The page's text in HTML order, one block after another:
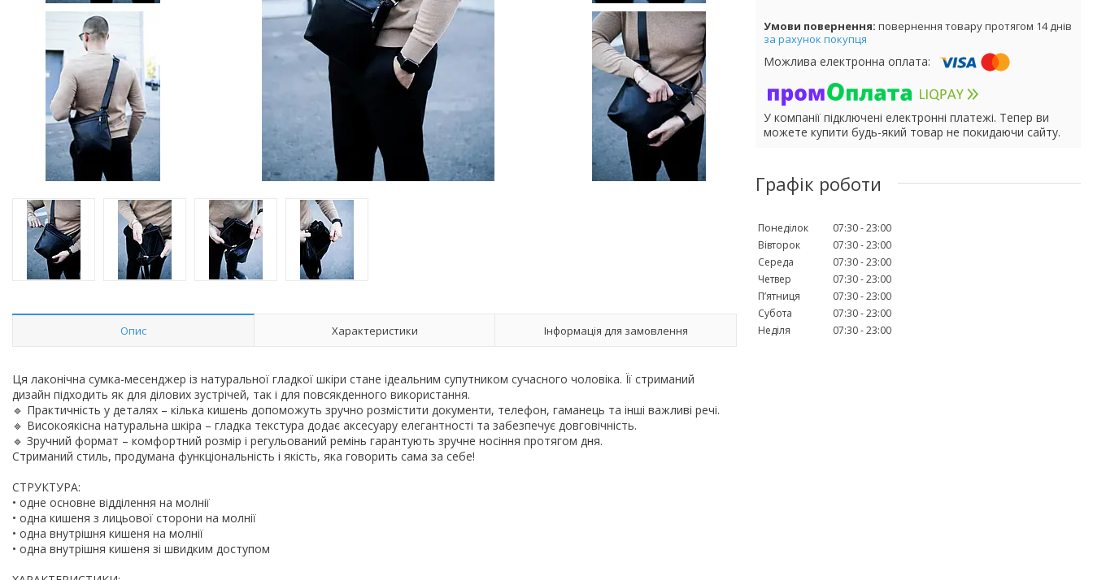
Опис Характеристики Інформація для замовлення
Ця лаконічна сумка-месенджер із натуральної гладкої шкіри стане ідеальним супутником сучасного чоловіка. Її стриманий
дизайн підходить як для ділових зустрічей, так і для повсякденного використання.
🔹 Практичність у деталях – кілька кишень допоможуть зручно розмістити документи, телефон, гаманець та інші важливі речі.
🔹 Високоякісна натуральна шкіра – гладка текстура додає аксесуару елегантності та забезпечує довговічність.
🔹 Зручний формат – комфортний розмір і регульований ремінь гарантують зручне носіння протягом дня.
Стриманий стиль, продумана функціональність і якість, яка говорить сама за себе!
СТРУКТУРА:
• одне основне відділення на молнії
• одна кишеня з лицьової сторони на молнії
• одна внутрішня кишеня на молнії
• одна внутрішня кишеня зі швидким доступом
повернення товару протягом 14 днів
за рахунок покупця
У компанії підключені електронні платежі. Тепер ви
можете купити будь-який товар не покидаючи сайту.
Графік роботи
Понеділок 07:30 23:00
Вівторок
07:30 23:00
Середа
07:30 23:00
Четвер
07:30 23:00
Пʼятниця
07:30 23:00
Субота
07:30 23:00
Неділя
07:30 23:00